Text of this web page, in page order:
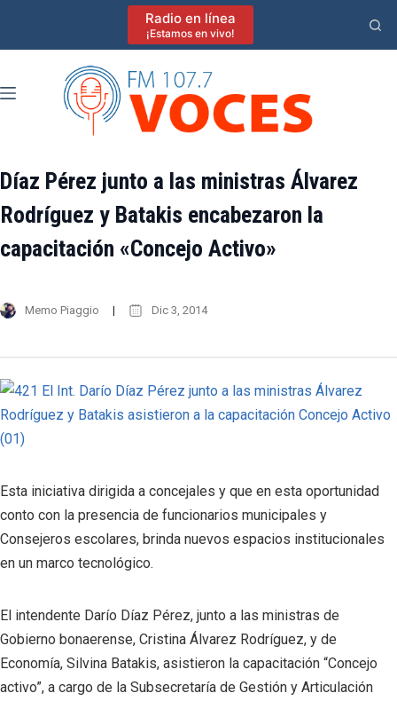
Radio en línea
¡Estamos en vivo!
Díaz Pérez junto a las ministras Álvarez
Rodríguez y Batakis encabezaron la
capacitación «Concejo Activo»
Memo Piaggio Dic 3, 2014
Esta iniciativa dirigida a concejales y que en esta oportunidad
conto con la presencia de funcionarios municipales y
Consejeros escolares, brinda nuevos espacios institucionales
en un marco tecnológico.
El intendente Darío Díaz Pérez, junto a las ministras de
Gobierno bonaerense, Cristina Álvarez Rodríguez, y de
Economía, Silvina Batakis, asistieron la capacitación “Concejo
activo”, a cargo de la Subsecretaría de Gestión y Articulación